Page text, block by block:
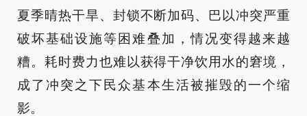
夏季晴热干旱、封锁不断加码、巴以冲突严重
破坏基础设施等困难叠加，情况变得越来越
糟。耗时费力也难以获得干净饮用水的窘境，
成了冲突之下民众基本生活被摧毁的一个缩
影。